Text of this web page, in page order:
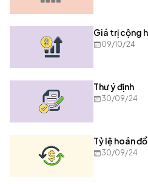
Giá trị cộng
09/10/24
Thư ý định
30/09/24
Tỷ lệ hoán
30/09/24